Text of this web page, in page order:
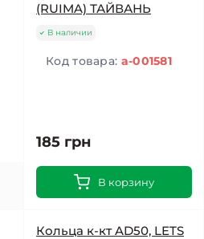
(RUIMA) ТАЙВАНЬ
В наличии
Код товара: a-001581
185 грн
В корзину
Кольца к-кт AD50, LETS